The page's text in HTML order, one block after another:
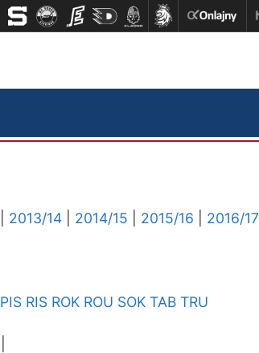
2013/14 2014/15 2015/16 2016/17
PIS RIS ROK ROU SOK TAB TRU